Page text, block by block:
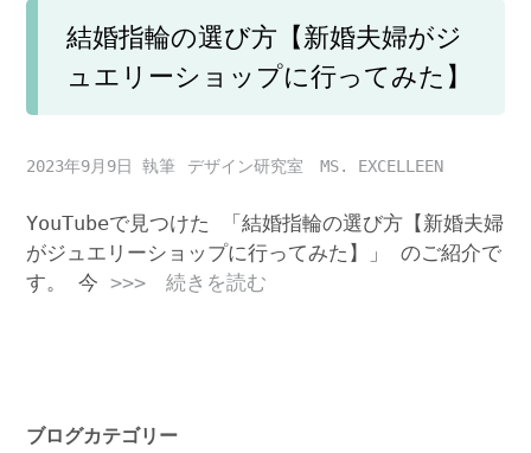
結婚指輪の選び方【新婚夫婦がジ
ュエリーショップに行ってみた】
2023年9月9日 デザイン研究室 MS. EXCELLEEN
YouTubeで見つけた 「結婚指輪の選び方【新婚夫婦
がジュエリーショップに行ってみた】」 のご紹介で
す。 今 >>> 続きを読む
ブログカテゴリー